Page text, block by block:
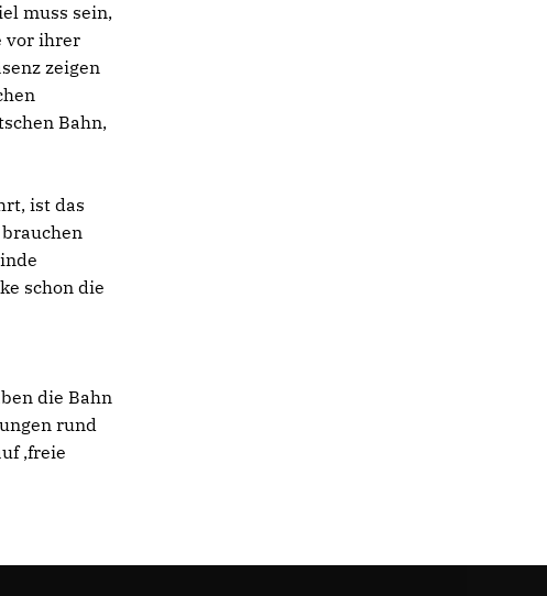
muss sein,
vor ihrer
zeigen
Bahn,
ist das
schon die
die Bahn
rund
‚freie